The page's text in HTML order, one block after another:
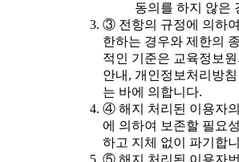
동의를 하지 않은
③ 전항의 규정에 의하
한하는 경우와 제한의
적인 기준은 교육정보
안내, 개인정보처리방
는 바에 의합니다.
④ 해지 처리된 이용자
에 의하여 보존할 필요
하고 지체 없이 파기합